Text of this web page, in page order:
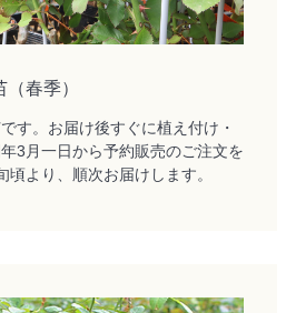
春季）
す。お届け後すぐに植え付け・
3月一日から予約販売のご注文を
より、順次お届けします。